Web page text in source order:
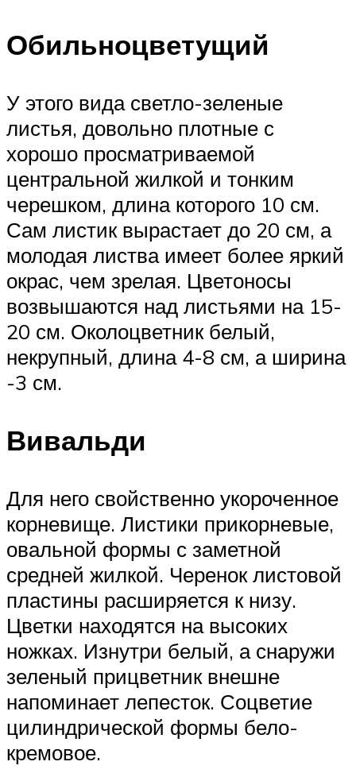
Обильноцветущий
У этого вида светло-зеленые
листья, довольно плотные с
хорошо просматриваемой
центральной жилкой и тонким
черешком, длина которого 10 см.
Сам листик вырастает до 20 см, а
молодая листва имеет более яркий
окрас, чем зрелая. Цветоносы
возвышаются над листьями на 15-
20 см. Околоцветник белый,
некрупный, длина 4-8 см, а ширина
-3 см.
Вивальди
Для него свойственно укороченное
корневище. Листики прикорневые,
овальной формы с заметной
средней жилкой. Черенок листовой
пластины расширяется к низу.
Цветки находятся на высоких
ножках. Изнутри белый, а снаружи
зеленый прицветник внешне
напоминает лепесток. Соцветие
цилиндрической формы бело-
кремовое.